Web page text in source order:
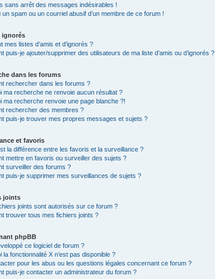
sans arrêt des messages indésirables !
un spam ou un courriel abusif d’un membre de ce forum !
ignorés
mes listes d’amis et d’ignorés ?
puis-je ajouter/supprimer des utilisateurs de ma liste d’amis ou d’ignorés ?
dans les forums
rechercher dans les forums ?
ma recherche ne renvoie aucun résultat ?
ma recherche renvoie une page blanche ?!
rechercher des membres ?
puis-je trouver mes propres messages et sujets ?
et favoris
la différence entre les favoris et la surveillance ?
mettre en favoris ou surveiller des sujets ?
surveiller des forums ?
puis-je supprimer mes surveillances de sujets ?
joints
joints sont autorisés sur ce forum ?
trouver tous mes fichiers joints ?
phpBB
ce logiciel de forum ?
la fonctionnalité X n’est pas disponible ?
pour les abus ou les questions légales concernant ce forum ?
puis-je contacter un administrateur du forum ?